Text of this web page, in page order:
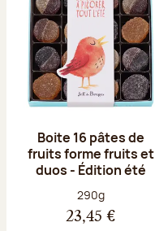
Boite 16 pâtes de
fruits forme fruits et
duos - Édition été
Poids net :
290g
23,45 €